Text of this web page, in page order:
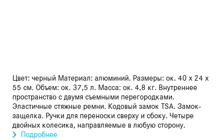
Цвет: черный Материал: алюминий. Размеры: ок. 40 x 24 x
55 см. Объем: ок. 37,5 л. Масса: ок. 4,8 кг. Внутреннее
пространство с двумя съемными перегородками.
Эластичные стяжные ремни. Кодовый замок TSA. Замок-
защелка. Ручки для переноски сверху и сбоку. Четыре
двойных колесика, направляемые в любую сторону.
Подробнее